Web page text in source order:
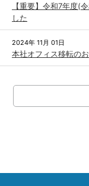
【重要】令和7年度(
した
2024年 11月 01日
本社オフィス移転の